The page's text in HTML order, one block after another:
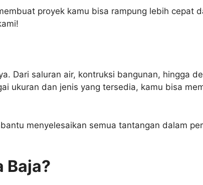
proyek kamu bisa rampung lebih cepat
Dari saluran air, kontruksi bangunan, hingga
ukuran dan jenis yang tersedia, kamu bisa
menyelesaikan semua tantangan dalam
Baja?